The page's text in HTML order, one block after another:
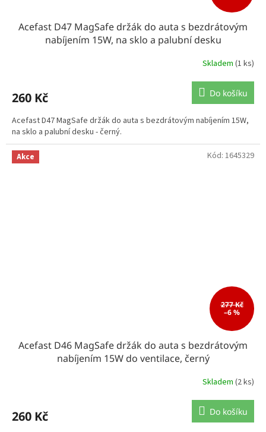
Acefast D47 MagSafe držák do auta s bezdrátovým
nabíjením 15W, na sklo a palubní desku
Skladem (1 ks)
260 Kč Do košíku
Acefast D47 MagSafe držák do auta s bezdrátovým nabíjením 15W,
na sklo a palubní desku - černý.
Akce
277 Kč
–6 %
Acefast D46 MagSafe držák do auta s bezdrátovým
nabíjením 15W do ventilace, černý
Skladem (2 ks)
260 Kč Do košíku
Kód: 1645329